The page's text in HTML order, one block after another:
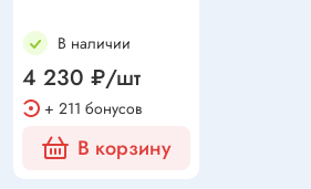
В наличии
4 230 ₽/шт
+ 211 бонусов
В корзину